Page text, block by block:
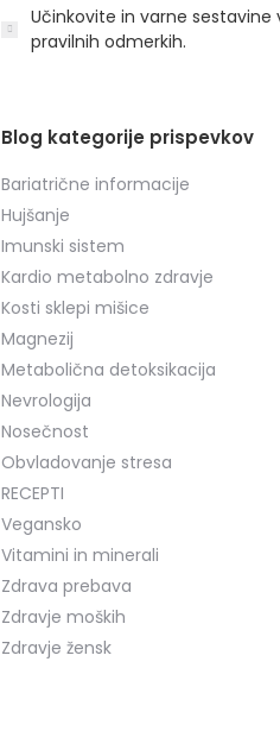
Učinkovite in varne sestavine
pravilnih odmerkih.
Blog kategorije prispevkov
Bariatrične informacije
Hujšanje
Imunski sistem
Kardio metabolno zdravje
Kosti sklepi mišice
Magnezij
Metabolična detoksikacija
Nevrologija
Nosečnost
Obvladovanje stresa
RECEPTI
Vegansko
Vitamini in minerali
Zdrava prebava
Zdravje moških
Zdravje žensk